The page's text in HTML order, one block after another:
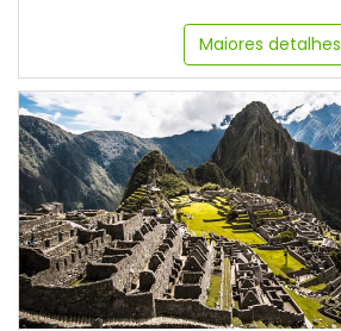
Maiores detalhes